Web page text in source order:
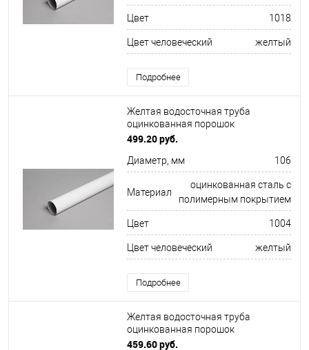
Цвет 1018
Цвет человеческий желтый
Подробнее
Желтая водосточная труба
оцинкованная порошок
ф106х1250мм RAL 1004
499.20 руб.
Диаметр, мм 106
Материал
оцинкованная сталь с
полимерным покрытием
Цвет 1004
Цвет человеческий желтый
Подробнее
Желтая водосточная труба
оцинкованная порошок
ф100х1250мм RAL 1013
459.60 руб.